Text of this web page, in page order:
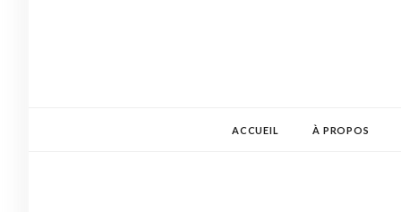
ACCUEIL À PROPOS